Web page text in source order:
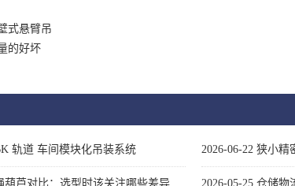
式悬臂吊
的好坏
轨道 车间模块化吊装系统 2026-06-22 狭小精
葫芦对比：选型时该关注哪些差异 2026-05-25 仓储物